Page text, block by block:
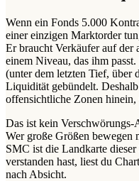
Wenn ein Fonds 5.000
einer einzigen Marktorder
Er braucht Verkäufer auf
einem Niveau, das ihm
(unter dem letzten Tief, über
Liquidität gebündelt.
offensichtliche Zonen
Das ist kein
Wer große Größen bewegen
SMC ist die Landkarte
verstanden hast, liest du
nach Absicht.